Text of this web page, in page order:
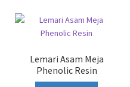
Lemari Asam Meja
Phenolic Resin